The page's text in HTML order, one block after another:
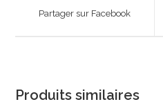
Partager sur Facebook
Produits similaires